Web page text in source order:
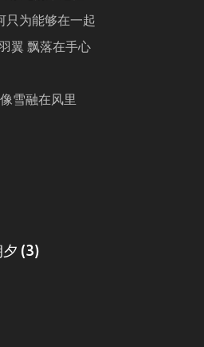
只为能够在一起
翼 飘落在手心
雪融在风里
(3)